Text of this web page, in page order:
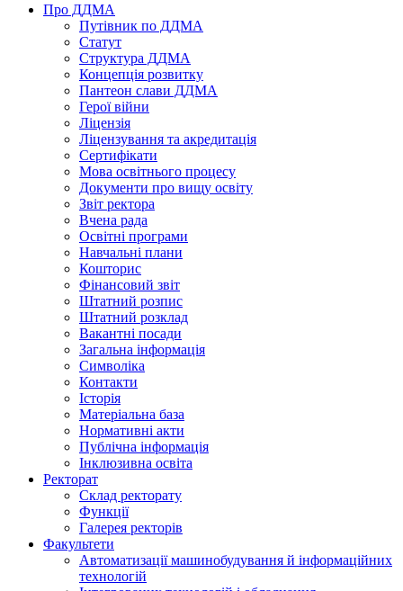
Про ДДМА
Путівник по ДДМА
Статут
Структура ДДМА
Концепція розвитку
Пантеон слави ДДМА
Герої війни
Ліцензія
Ліцензування та акредитація
Сертифікати
Мова освітнього процесу
Документи про вищу освіту
Звіт ректора
Вчена рада
Освітні програми
Навчальні плани
Кошторис
Фінансовий звіт
Штатний розпис
Штатний розклад
Вакантні посади
Загальна інформація
Символіка
Контакти
Історія
Матеріальна база
Нормативні акти
Публічна інформація
Інклюзивна освіта
Ректорат
Склад ректорату
Функції
Галерея ректорів
Факультети
Автоматизації машинобудування й інформаційних
технологій